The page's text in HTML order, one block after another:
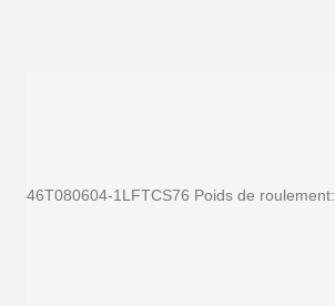
46T080604-1LFTCS76 Poids de roulement: